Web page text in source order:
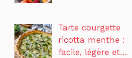
Tarte courgette
ricotta menthe :
facile, légère et…